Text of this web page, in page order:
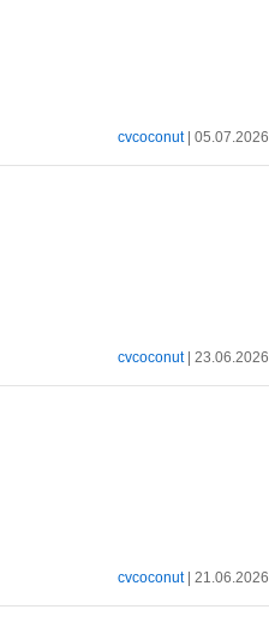
cvcoconut| 05.07.2026
cvcoconut| 23.06.2026
cvcoconut| 21.06.2026